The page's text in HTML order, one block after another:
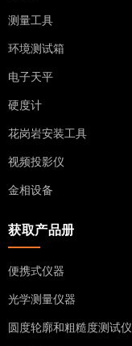
测量工具
环境测试箱
电子天平
硬度计
花岗岩安装工具
视频投影仪
金相设备
获取产品册
便携式仪器
光学测量仪器
圆度轮廓和粗糙度测试仪